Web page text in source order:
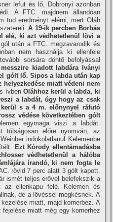
lefut és lő, Dobronyi azonban
A FTC. majdnem állandóan
tud eredményt elérni, mert Oláh
A 19-ik percben Borbás
elé, ki azt védhetetlenül lövi a
után a FTC. megzavarodik és
nem használja ki ellenfele
sorsára döntő befolyással
kiadott labdára Iványi
gólt lő. Sipos a labda után kap
miatt védeni nem
í­vben Oláhhoz kerül a labda, ki
a labdát, úgy hogy az csak
s a 4 m. előnynyel ráfutó
védése következtében gólt
egymaga viszi a labdát.
túlságosan előre nyomván, az
indokolatlanul Kelemenbe
Ezt Kórody ellentámadásba
védhetetlenül a hálóba
í­randó, ki nem fogta le
rövid 7 perc alatt 3 gólt kapott.
ismét teljes erővel belefekszik a
ellenkapu felé. Kelemen és
de a lövéssel megkésnek. A
miatt, majd kornerbez. A
miatt még egy kornerhez